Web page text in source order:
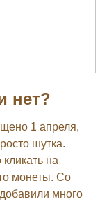
нет?
1 апреля,
шутка.
на
монеты. Со
много